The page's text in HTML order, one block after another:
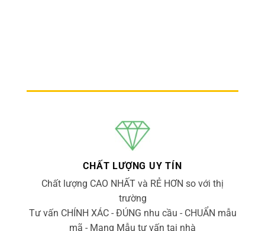
CHẤT LƯỢNG UY TÍN
Chất lượng CAO NHẤT và RẺ HƠN so với thị
trường
Tư vấn CHÍNH XÁC - ĐÚNG nhu cầu - CHUẨN mẫu
mã - Mang Mẫu tư vấn tại nhà